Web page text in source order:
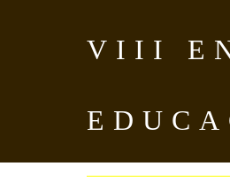
VIII